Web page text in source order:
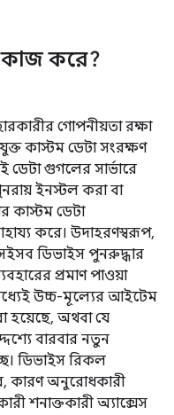
কাজ করে?
গোপনীয়তা রক্ষা
কাস্টম ডেটা সংরক্ষণ
ডেটা গুগলের সার্ভারে
ইনস্টল করা বা
কাস্টম ডেটা
করে। উদাহরণস্বরূপ,
ডিভাইস পুনরুদ্ধার
প্রমাণ পাওয়া
উচ্চ-মূল্যের আইটেম
হয়েছে, অথবা যে
বারবার নতুন
ডিভাইস রিকল
কারণ অনুরোধকারী
শনাক্তকারী অ্যাক্সেস